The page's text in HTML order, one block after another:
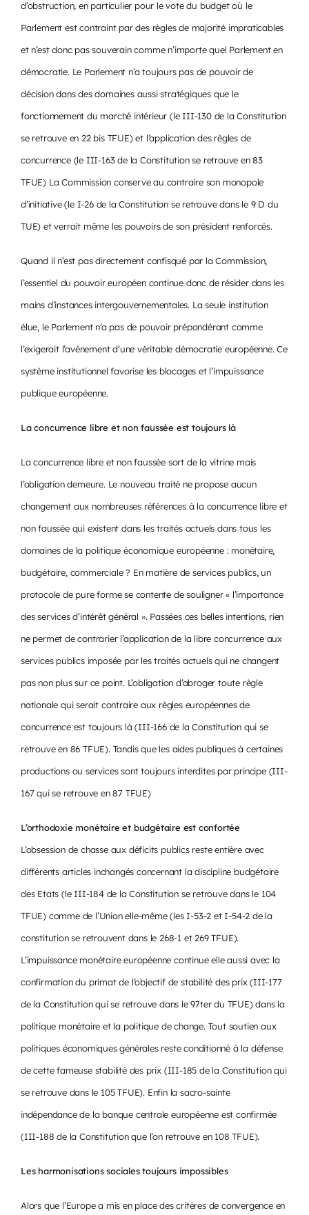
d’obstruction, en particulier pour le vote du budget où le
Parlement est contraint par des règles de majorité impraticables
et n’est donc pas souverain comme n’importe quel Parlement en
démocratie. Le Parlement n’a toujours pas de pouvoir de
décision dans des domaines aussi stratégiques que le
fonctionnement du marché intérieur (le III-130 de la Constitution
se retrouve en 22 bis TFUE) et l’application des règles de
concurrence (le III-163 de la Constitution se retrouve en 83
TFUE) La Commission conserve au contraire son monopole
d’initiative (le I-26 de la Constitution se retrouve dans le 9 D du
TUE) et verrait même les pouvoirs de son président renforcés.
Quand il n’est pas directement confisqué par la Commission,
l’essentiel du pouvoir européen continue donc de résider dans les
mains d’instances intergouvernementales. La seule institution
élue, le Parlement n’a pas de pouvoir prépondérant comme
l’exigerait l’avènement d’une véritable démocratie européenne. Ce
système institutionnel favorise les blocages et l’impuissance
publique européenne.
La concurrence libre et non faussée est toujours là
La concurrence libre et non faussée sort de la vitrine mais
l’obligation demeure. Le nouveau traité ne propose aucun
changement aux nombreuses références à la concurrence libre et
non faussée qui existent dans les traités actuels dans tous les
domaines de la politique économique européenne : monétaire,
budgétaire, commerciale ? En matière de services publics, un
protocole de pure forme se contente de souligner « l’importance
des services d’intérêt général ». Passées ces belles intentions, rien
ne permet de contrarier l’application de la libre concurrence aux
services publics imposée par les traités actuels qui ne changent
pas non plus sur ce point. L’obligation d’abroger toute règle
nationale qui serait contraire aux règles européennes de
concurrence est toujours là (III-166 de la Constitution qui se
retrouve en 86 TFUE). Tandis que les aides publiques à certaines
productions ou services sont toujours interdites par principe (III-
167 qui se retrouve en 87 TFUE)
L’orthodoxie monétaire et budgétaire est confortée
L’obsession de chasse aux déficits publics reste entière avec
différents articles inchangés concernant la discipline budgétaire
des Etats (le III-184 de la Constitution se retrouve dans le 104
TFUE) comme de l’Union elle-même (les I-53-2 et I-54-2 de la
constitution se retrouvent dans le 268-1 et 269 TFUE).
L’impuissance monétaire européenne continue elle aussi avec la
confirmation du primat de l’objectif de stabilité des prix (III-177
de la Constitution qui se retrouve dans le 97ter du TFUE) dans la
politique monétaire et la politique de change. Tout soutien aux
politiques économiques générales reste conditionné à la défense
de cette fameuse stabilité des prix (III-185 de la Constitution qui
se retrouve dans le 105 TFUE). Enfin la sacro-sainte
indépendance de la banque centrale européenne est confirmée
(III-188 de la Constitution que l’on retrouve en 108 TFUE).
Les harmonisations sociales toujours impossibles
Alors que l’Europe a mis en place des critères de convergence en